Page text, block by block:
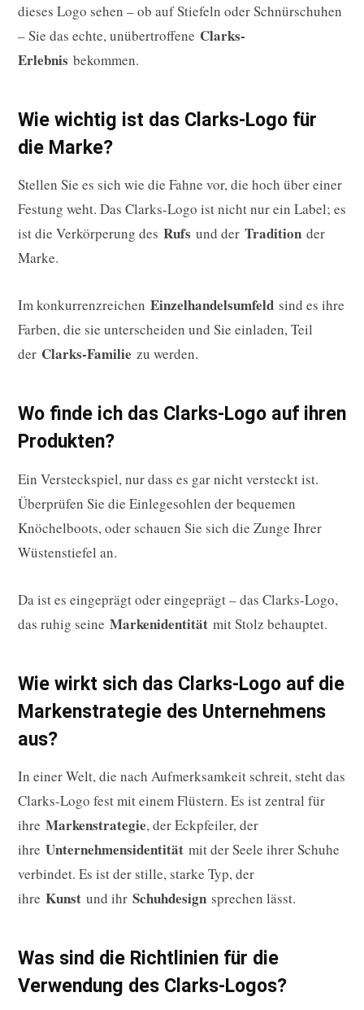
dieses Logo sehen – ob auf Stiefeln oder Schnürschuhen
– Sie das echte, unübertroffene Clarks-
Erlebnis bekommen.
Wie wichtig ist das Clarks-Logo für
die Marke?
Stellen Sie es sich wie die Fahne vor, die hoch über einer
Festung weht. Das Clarks-Logo ist nicht nur ein Label; es
ist die Verkörperung des Rufs und der Tradition der
Marke.
Im konkurrenzreichen Einzelhandelsumfeld sind es ihre
Farben, die sie unterscheiden und Sie einladen, Teil
der Clarks-Familie zu werden.
Wo finde ich das Clarks-Logo auf ihren
Produkten?
Ein Versteckspiel, nur dass es gar nicht versteckt ist.
Überprüfen Sie die Einlegesohlen der bequemen
Knöchelboots, oder schauen Sie sich die Zunge Ihrer
Wüstenstiefel an.
Da ist es eingeprägt oder eingeprägt – das Clarks-Logo,
das ruhig seine Markenidentität mit Stolz behauptet.
Wie wirkt sich das Clarks-Logo auf die
Markenstrategie des Unternehmens
aus?
In einer Welt, die nach Aufmerksamkeit schreit, steht das
Clarks-Logo fest mit einem Flüstern. Es ist zentral für
ihre Markenstrategie, der Eckpfeiler, der
ihre Unternehmensidentität mit der Seele ihrer Schuhe
verbindet. Es ist der stille, starke Typ, der
ihre Kunst und ihr Schuhdesign sprechen lässt.
Was sind die Richtlinien für die
Verwendung des Clarks-Logos?